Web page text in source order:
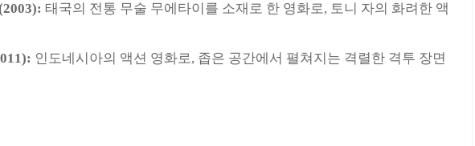
태국의 전통 무술 무에타이를 소재로 한 영화로, 토니 자의 화려한 액
인도네시아의 액션 영화로, 좁은 공간에서 펼쳐지는 격렬한 격투 장면